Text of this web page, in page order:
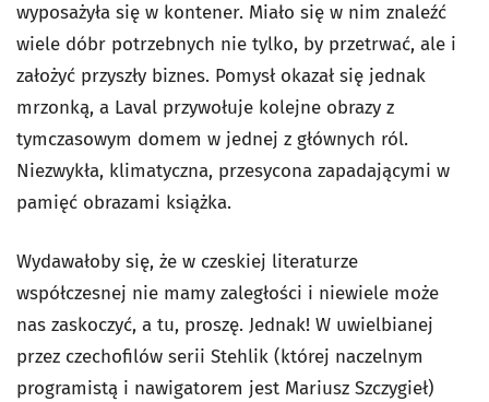
wyposażyła się w kontener. Miało się w nim znaleźć
wiele dóbr potrzebnych nie tylko, by przetrwać, ale i
założyć przyszły biznes. Pomysł okazał się jednak
mrzonką, a Laval przywołuje kolejne obrazy z
tymczasowym domem w jednej z głównych ról.
Niezwykła, klimatyczna, przesycona zapadającymi w
pamięć obrazami książka.
Wydawałoby się, że w czeskiej literaturze
współczesnej nie mamy zaległości i niewiele może
nas zaskoczyć, a tu, proszę. Jednak! W uwielbianej
przez czechofilów serii Stehlik (której naczelnym
programistą i nawigatorem jest Mariusz Szczygieł)